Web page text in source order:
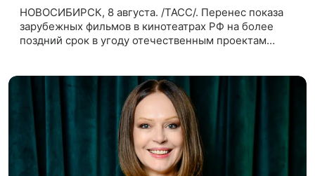
НОВОСИБИРСК, 8 августа. /ТАСС/. Перенес показа
зарубежных фильмов в кинотеатрах РФ на более
поздний срок в угоду отечественным проектам